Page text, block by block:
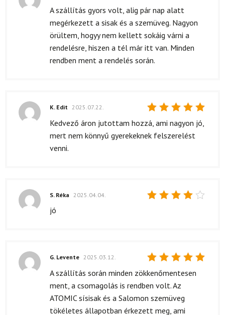
Értékelés:
/ 5
A szállítás gyors volt, alig pár nap alatt
megérkezett a sisak és a szemüveg. Nagyon
örültem, hogyy nem kellett sokáig várni a
rendelésre, hiszen a tél már itt van. Minden
rendben ment a rendelés során.
Értékelés:
5
K. Edit 2025.07.22.
Kedvező áron jutottam hozzá, ami nagyon jó,
mert nem könnyű gyerekeknek felszerelést
venni.
S. Réka 2025.04.04.
jó
Értékelés:
/ 5
G. Levente 2025.03.12.
A szállítás során minden zökkenőmentesen
ment, a csomagolás is rendben volt. Az
ATOMIC sísisak és a Salomon szemüveg
tökéletes állapotban érkezett meg, ami